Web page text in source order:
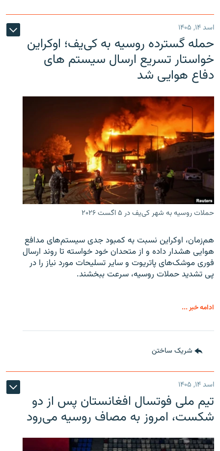
اسد ۱۴, ۱۴۰۵
حمله گسترده روسیه به کی‌یف؛ اوکراین
خواستار تسریع ارسال سیستم های
دفاع هوایی شد
حملات روسیه به شهر کی‌یف در ۵ اگست ۲۰۲۶
هم‌زمان، اوکراین نسبت به کمبود جدی سیستم‌های مدافع
هوایی هشدار داده و از متحدان خود خواسته تا روند ارسال
فوری موشک‌های پاتریوت و سایر تسلیحات مورد نیاز را در
پی تشدید حملات روسیه، سرعت ببخشند.
ادامه خبر ...
شریک ساختن
اسد ۱۴, ۱۴۰۵
تیم ملی فوتسال افغانستان پس از دو
شکست، امروز به مصاف روسیه می‌رود